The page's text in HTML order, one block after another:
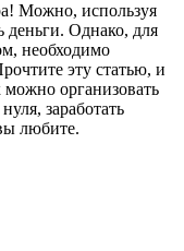
Можно, используя
деньги. Однако, для
необходимо
эту статью, и
можно организовать
нуля, заработать
любите.